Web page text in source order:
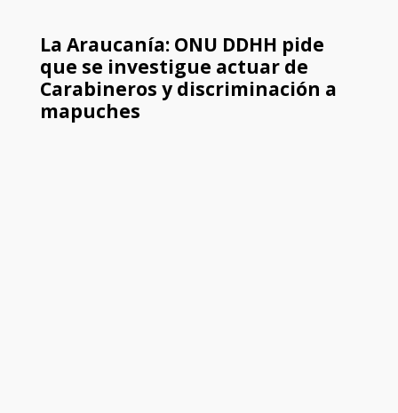
La Araucanía: ONU DDHH pide
que se investigue actuar de
Carabineros y discriminación a
mapuches